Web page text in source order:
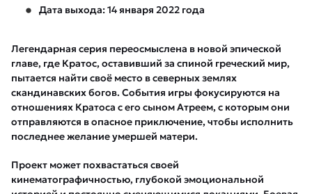
Дата выхода: 14 января 2022 года
Легендарная серия переосмыслена в новой эпической
главе, где Кратос, оставивший за спиной греческий мир,
пытается найти своё место в северных землях
скандинавских богов. События игры фокусируются на
отношениях Кратоса с его сыном Атреем, с которым они
отправляются в опасное приключение, чтобы исполнить
последнее желание умершей матери.
Проект может похвастаться своей
кинематографичностью, глубокой эмоциональной